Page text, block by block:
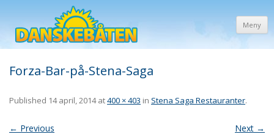
Meny
Forza-Bar-på-Stena-Saga
Published 14 april, 2014at400 × 403 in Stena Saga Restauranter.
← Previous Next →